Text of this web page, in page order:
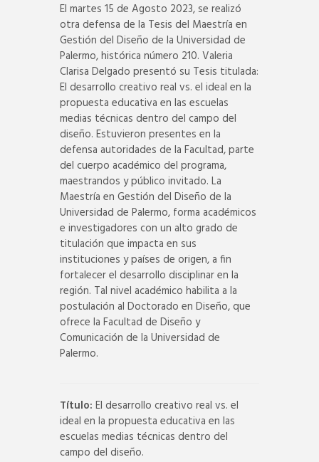
El martes 15 de Agosto 2023, se realizó
otra defensa de la Tesis del Maestría en
Gestión del Diseño de la Universidad de
Palermo, histórica número 210. Valeria
Clarisa Delgado presentó su Tesis titulada:
El desarrollo creativo real vs. el ideal en la
propuesta educativa en las escuelas
medias técnicas dentro del campo del
diseño. Estuvieron presentes en la
defensa autoridades de la Facultad, parte
del cuerpo académico del programa,
maestrandos y público invitado. La
Maestría en Gestión del Diseño de la
Universidad de Palermo, forma académicos
e investigadores con un alto grado de
titulación que impacta en sus
instituciones y países de origen, a fin
fortalecer el desarrollo disciplinar en la
región. Tal nivel académico habilita a la
postulación al Doctorado en Diseño, que
ofrece la Facultad de Diseño y
Comunicación de la Universidad de
Palermo.
Título: El desarrollo creativo real vs. el
ideal en la propuesta educativa en las
escuelas medias técnicas dentro del
campo del diseño.